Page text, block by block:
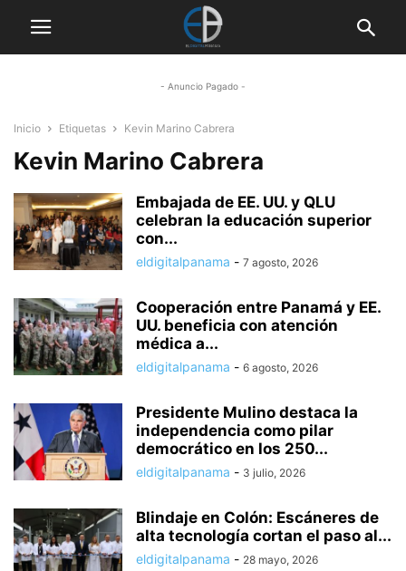
- Anuncio Pagado -
Inicio Etiquetas Kevin Marino Cabrera
Kevin Marino Cabrera
Embajada de EE. UU. y QLU
celebran la educación superior
con...
eldigitalpanama - 7 agosto, 2026
Cooperación entre Panamá y EE.
UU. beneficia con atención
médica a...
eldigitalpanama - 6 agosto, 2026
Presidente Mulino destaca la
independencia como pilar
democrático en los 250...
eldigitalpanama - 3 julio, 2026
Blindaje en Colón: Escáneres de
alta tecnología cortan el paso al...
eldigitalpanama - 28 mayo, 2026